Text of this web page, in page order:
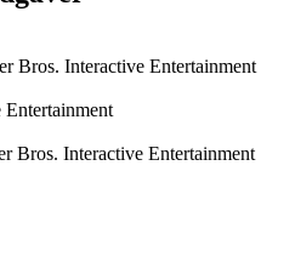
Bros. Interactive Entertainment
Bros. Interactive Entertainment